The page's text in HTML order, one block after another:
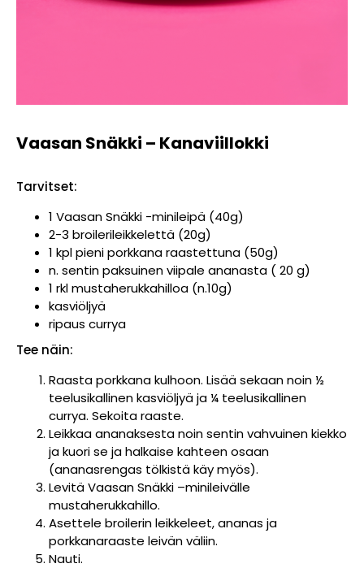
Vaasan Snäkki – Kanaviillokki
Tarvitset:
1 Vaasan Snäkki -minileipä (40g)
2-3 broilerileikkelettä (20g)
1 kpl pieni porkkana raastettuna (50g)
n. sentin paksuinen viipale ananasta ( 20 g)
1 rkl mustaherukkahilloa (n.10g)
kasviöljyä
ripaus currya
Tee näin:
Raasta porkkana kulhoon. Lisää sekaan noin ½
teelusikallinen kasviöljyä ja ¼ teelusikallinen
currya. Sekoita raaste.
Leikkaa ananaksesta noin sentin vahvuinen kiekko
ja kuori se ja halkaise kahteen osaan
(ananasrengas tölkistä käy myös).
Levitä Vaasan Snäkki –minileivälle
mustaherukkahillo.
Asettele broilerin leikkeleet, ananas ja
porkkanaraaste leivän väliin.
Nauti.